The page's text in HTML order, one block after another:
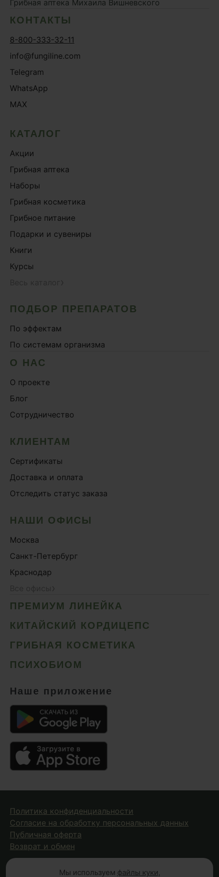
Грибная аптека Михаила Вишневского
КОНТАКТЫ
8-800-333-32-11
info@fungiline.com
Telegram
WhatsApp
MAX
КАТАЛОГ
Акции
Грибная аптека
Наборы
Грибная косметика
Грибное питание
Подарки и сувениры
Книги
Курсы
ПОДБОР ПРЕПАРАТОВ
По эффектам
По системам организма
О НАС
О проекте
Блог
Сотрудничество
КЛИЕНТАМ
Сертификаты
Доставка и оплата
Отследить статус заказа
НАШИ ОФИСЫ
Москва
Санкт-Петербург
Краснодар
ПРЕМИУМ ЛИНЕЙКА
КИТАЙСКИЙ КОРДИЦЕПС
ГРИБНАЯ КОСМЕТИКА
ПСИХОБИОМ
Наше приложение
Политика конфиденциальности
Согласие на обработку персональных данных
Публичная оферта
Возврат и обмен
Мы используем файлы куки,